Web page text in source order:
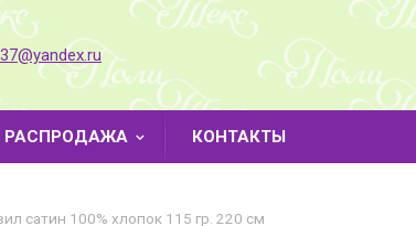
РАСПРОДАЖА КОНТАКТЫ
сатин 100% хлопок 115 гр. 220 см